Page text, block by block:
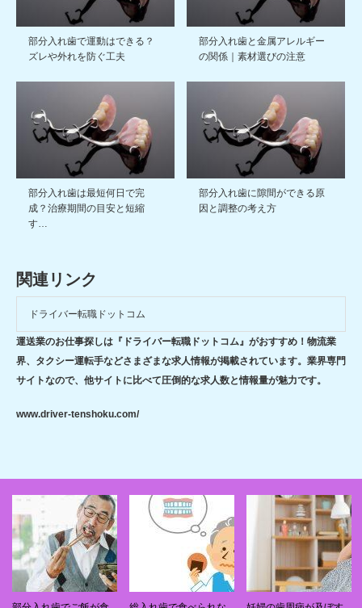
部分入れ歯で運動はできる？
ズレや外れを防ぐ工夫
部分入れ歯と金属アレルギー
の関係｜素材選びの注意
部分入れ歯は最短何日で完
成？治療期間の目安と短縮
す…
部分入れ歯に隙間ができる原
因と調整の考え方
関連リンク
ドライバー転職ドットコム
運送業のお仕事探しは『ドライバー転職ドットコム』がおすすめ！物流業
界、タクシー運転手などさまざまな求人情報が掲載されています。業界専門
サイトなので、他サイトに比べて圧倒的な求人数と情報量が魅力です。
www.driver-tenshoku.com/